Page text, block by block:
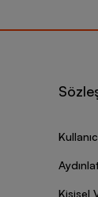
Kişisel